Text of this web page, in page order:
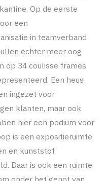
Op de eerste
een
in teamverband
echter meer oog
op 34 coulisse frames
Een heus
ingezet voor
klanten, maar ook
hier een podium voor
is een expositieruimte
en kunststof
Daar is ook een ruimte
onder het genot van